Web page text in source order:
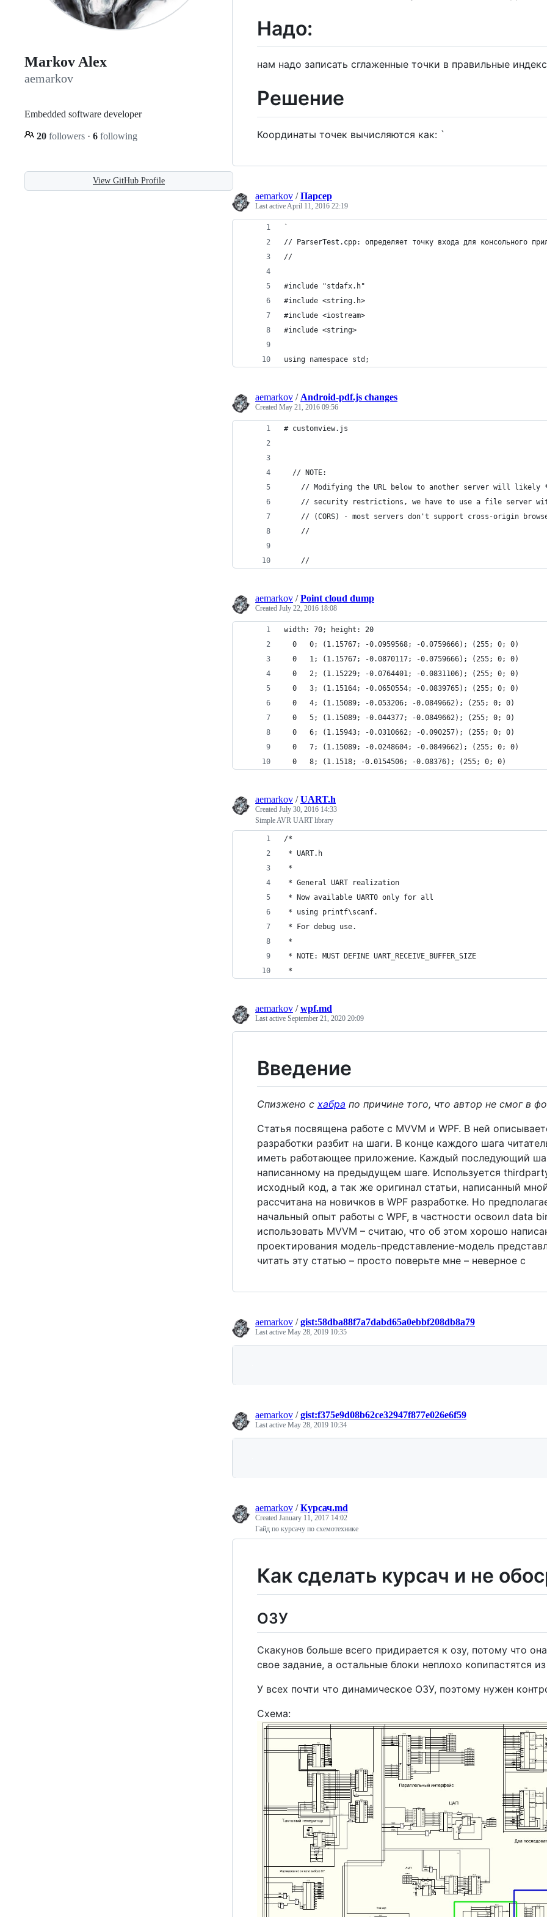
Markov Alex
aemarkov
Embedded software developer
20 followers · 6 following
View GitHub Profile
Надо:
нам надо записать сглаженные точки в правильные
Решение
Координаты точек вычисляются как: `
aemarkov /Парсер
Last active April 11, 2016 22:19
`
// ParserTest.cpp: определяет точку входа для консольного
//
#include "stdafx.h"
#include <string.h>
#include <iostream>
#include <string>
using namespace std;
aemarkov / Android-pdf.js changes
Created May 21, 2016 09:56
# customview.js
  // NOTE:
// Modifying the URL below to another server will likely
// security restrictions, we have to use a file server
// (CORS) - most servers don't support cross-origin
    //
    //
aemarkov /Point cloud dump
Created July 22, 2016 18:08
width: 70; height: 20
  0   0; (1.15767; -0.0959568; -0.0759666); (255; 0; 0)
  0   1; (1.15767; -0.0870117; -0.0759666); (255; 0; 0)
  0   2; (1.15229; -0.0764401; -0.0831106); (255; 0; 0)
  0   3; (1.15164; -0.0650554; -0.0839765); (255; 0; 0)
  0   4; (1.15089; -0.053206; -0.0849662); (255; 0; 0)
  0   5; (1.15089; -0.044377; -0.0849662); (255; 0; 0)
  0   6; (1.15943; -0.0310662; -0.090257); (255; 0; 0)
  0   7; (1.15089; -0.0248604; -0.0849662); (255; 0; 0)
  0   8; (1.1518; -0.0154506; -0.08376); (255; 0; 0)
aemarkov /UART.h
Created July 30, 2016 14:33
Simple AVR UART library
/*
* UART.h
*
* General UART realization
* Now available UART0 only for all
* using printf\scanf.
* For debug use.
*
* NOTE: MUST DEFINE UART_RECEIVE_BUFFER_SIZE
*
aemarkov /wpf.md
Last active September 21, 2020 20:09
Введение
Спизжено с хабра по причине того, что автор не смог в
Статья посвящена работе с MVVM и WPF. В ней
разработки разбит на шаги. В конце каждого шага
иметь работающее приложение. Каждый последующий
написанному на предыдущем шаге. Используется
исходный код, а так же оригинал статьи, написанный
рассчитана на новичков в WPF разработке. Но
начальный опыт работы с WPF, в частности освоил data
использовать MVVM – считаю, что об этом хорошо
проектирования модель-представление-модель
читать эту статью – просто поверьте мне – неверное с
aemarkov /gist:58dba88f7a7dabd65a0ebbf208db8a79
Last active May 28, 2019 10:35
aemarkov /gist:f375e9d08b62ce32947f877e026e6f59
Last active May 28, 2019 10:34
aemarkov /Курсач.md
Created January 11, 2017 14:02
Гайд по курсачу по схемотехнике
Как сделать курсач и не
ОЗУ
Скакунов больше всего придирается к озу, потому что
свое задание, а остальные блоки неплохо копипастятся
У всех почти что динамическое ОЗУ, поэтому нужен
Схема: